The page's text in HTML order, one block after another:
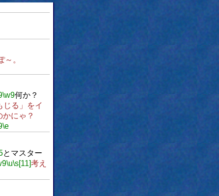
～。
\w9何か？
じる」をイ
にゃ？
\e
とマスター
\u\s[11]考え